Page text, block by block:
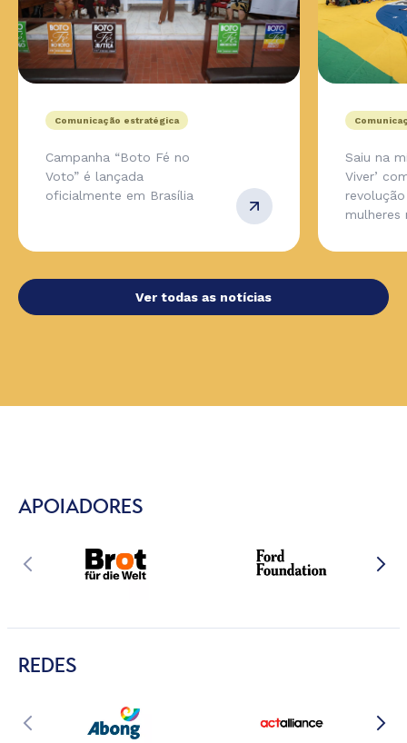
Comunicação estratégica
Campanha “Boto Fé no
Voto” é lançada
oficialmente em Brasília
Saiu na
Viver’
mulheres
Ver todas as notícias
APOIADORES
REDES